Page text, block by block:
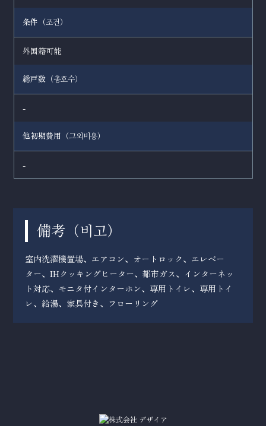
条件（조건 ）
外国籍可能
総戸数（총호수）
-
他初期費用（그외비용）
-
備考（ 비고）
室内洗濯機置場、エアコン、オートロック、エレベー
ター、IHクッキングヒーター、都市ガス、インターネッ
ト対応、モニタ付インターホン、専用トイレ、専用トイ
レ、給湯、家具付き、フローリング